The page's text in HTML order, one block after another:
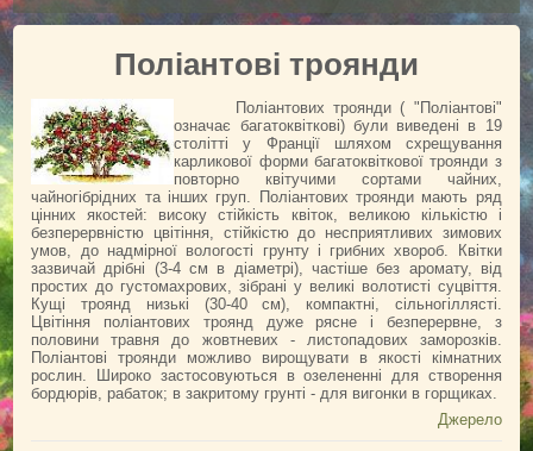
Поливання троянд
Підготовка до зими
Шкідники троянд
Болезни и вредители (фото)
Обрані посилання
АДРЕСА
КОНТАКТИ
ВІДГУКИ
Поліантові троянди
Поліантових троянди ( "Поліантові"
означає багатоквіткові) були виведені в 19
столітті у Франції шляхом схрещування
карликової форми багатоквіткової троянди з
повторно квітучими сортами чайних,
чайногібрідних та інших груп. Поліантових троянди мають ряд
цінних якостей: високу стійкість квіток, великою кількістю і
безперервністю цвітіння, стійкістю до несприятливих зимових
умов, до надмірної вологості грунту і грибних хвороб. Квітки
зазвичай дрібні (3-4 см в діаметрі), частіше без аромату, від
простих до густомахрових, зібрані у великі волотисті суцвіття.
Кущі троянд низькі (30-40 см), компактні, сільногіллясті.
Цвітіння поліантових троянд дуже рясне і безперервне, з
половини травня до жовтневих - листопадових заморозків.
Поліантові троянди можливо вирощувати в якості кімнатних
рослин. Широко застосовуються в озелененні для створення
бордюрів, рабаток; в закритому грунті - для вигонки в горщиках.
Джерело